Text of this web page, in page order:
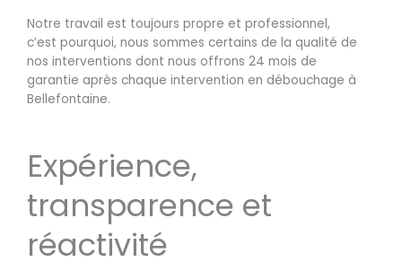
Notre travail est toujours propre et professionnel,
c’est pourquoi, nous sommes certains de la qualité de
nos interventions dont nous offrons 24 mois de
garantie après chaque intervention en débouchage à
Bellefontaine.
Expérience,
transparence et
réactivité